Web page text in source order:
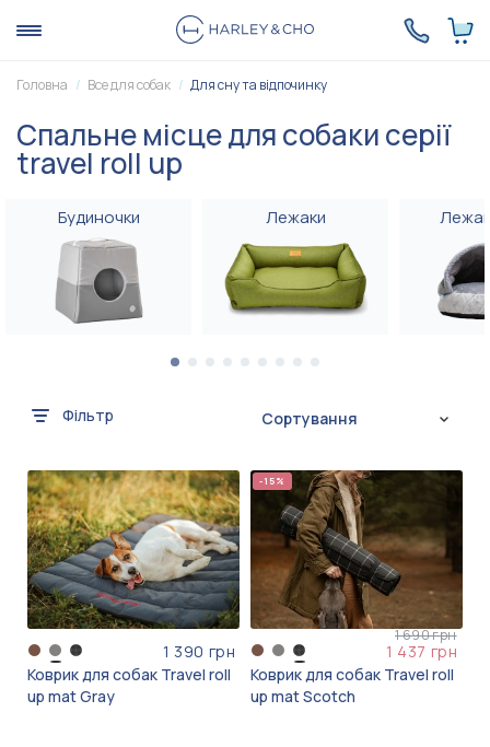
Головна Все для собак Для сну та відпочинку
Спальне місце для собаки серії
travel roll up
Будиночки Лежаки
Фільтр Сортування
1 390 грн
Коврик для собак Travel roll
up mat Gray
-15%
1 690 грн
1 437 грн
Коврик для собак Travel roll
up mat Scotch